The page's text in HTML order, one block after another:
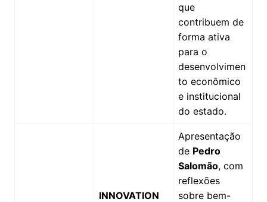
que
contribuem de
forma ativa
para o
desenvolvimen
to econômico
e institucional
do estado.
INNOVATION
Apresentação
de Pedro
Salomão, com
reflexões
sobre bem-